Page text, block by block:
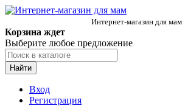
Интернет-магазин для мам
Корзина ждет
Выберите любое предложение
Найти
Вход
Регистрация